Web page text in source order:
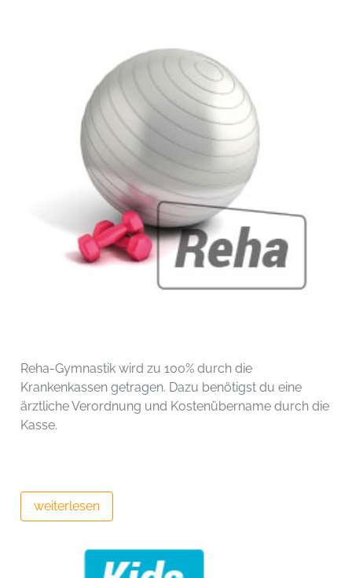
Reha-Gymnastik wird zu 100% durch die
Krankenkassen getragen. Dazu benötigst du eine
ärztliche Verordnung und Kostenübername durch die
Kasse.
weiterlesen